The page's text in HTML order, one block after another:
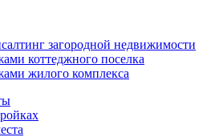
загородной недвижимости
коттеджного поселка
жилого комплекса